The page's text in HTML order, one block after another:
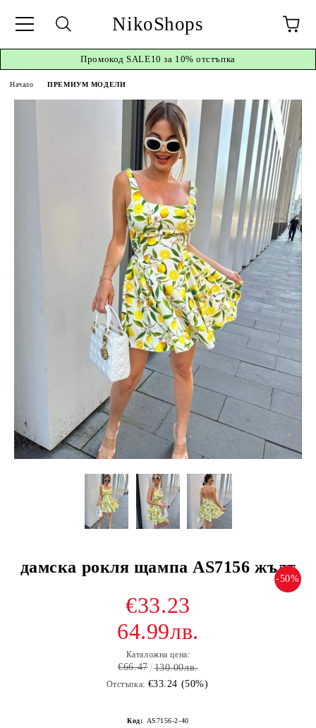
NikoShops
ПромокодSALE10 за 10% отстъпка
Начало ПРЕМИУМ МОДЕЛИ
дамскa рокля щампа AS7156 жълт
-50%
€33.23
64.99лв.
Каталожна цена:
€66.47 130.00лв.
Отстъпка: €33.24 (50%)
Код: AS7156-2-40